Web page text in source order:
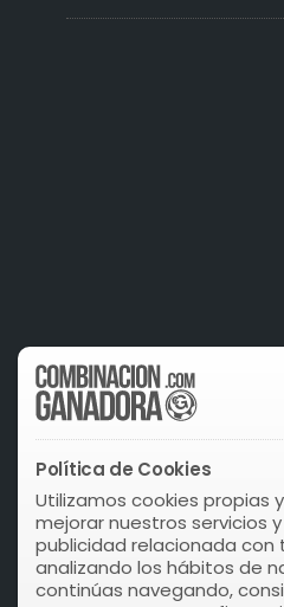
Política de Cookies
Utilizamos cookies propias
mejorar nuestros servicios
publicidad relacionada con
analizando los hábitos de
continúas navegando,